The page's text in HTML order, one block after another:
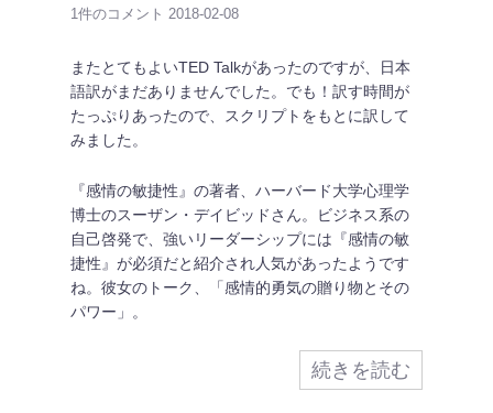
1件のコメント 2018-02-08
またとてもよいTED Talkがあったのですが、日本
語訳がまだありませんでした。でも！訳す時間が
たっぷりあったので、スクリプトをもとに訳して
みました。
『感情の敏捷性』の著者、ハーバード大学心理学
博士のスーザン・デイビッドさん。ビジネス系の
自己啓発で、強いリーダーシップには『感情の敏
捷性』が必須だと紹介され人気があったようです
ね。彼女のトーク、「感情的勇気の贈り物とその
パワー」。
続きを読む